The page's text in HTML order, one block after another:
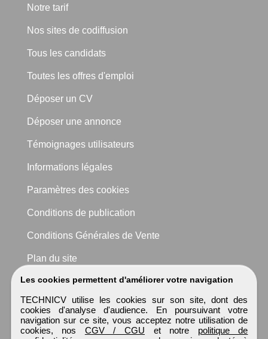
Les cookies permettent d'améliorer votre navigation
TECHNICV utilise les cookies sur son site, dont des
cookies d'analyse d'audience. En poursuivant votre
navigation sur ce site, vous acceptez notre utilisation de
cookies, nos CGV / CGU et notre politique de
Notre tarif
Nos sites de codiffusion
Tous les candidats
Toutes les offres d'emploi
Déposer un CV
Déposer une annonce
Témoignages utilisateurs
Informations légales
Paramètres des cookies
Conditions de publication
Conditions Générales de Vente
Plan du site